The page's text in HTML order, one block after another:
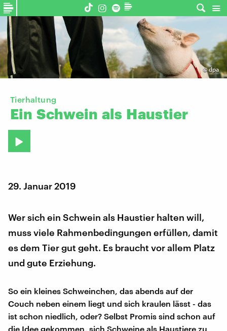
©dpa
Tierhaltung
Ein Schwein als Haustier
29. Januar 2019
Wer sich ein Schwein als Haustier halten will,
muss viele Rahmenbedingungen erfüllen, damit
es dem Tier gut geht. Es braucht vor allem Platz
und gute Erziehung.
So ein kleines Schweinchen, das abends auf der
Couch neben einem liegt und sich kraulen lässt - das
ist schon niedlich, oder? Selbst Promis sind schon auf
die Idee gekommen, sich Schweine als Haustiere zu